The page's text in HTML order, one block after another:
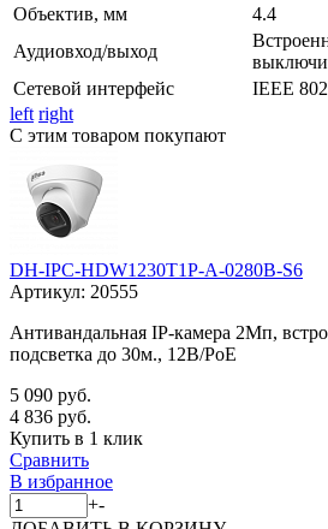
Объектив, мм
4.4
Аудиовход/выход
Сетевой интерфейс
IEEE
left right
С этим товаром покупают
DH-IPC-HDW1230T1P-A-0280B-S6
Артикул: 20555
Антивандальная IP-камера 2Мп,
подсветка до 30м., 12В/PoE
5 090 руб.
4 836 руб.
Купить в 1 клик
Сравнить
В избранное
+-